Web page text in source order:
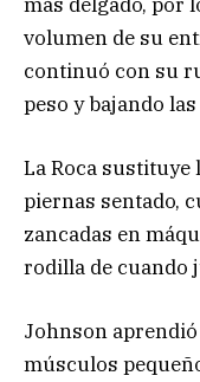
volumen de su
continuó con su
peso y bajando
La Roca sustituye
piernas sentado,
zancadas en
rodilla de cuando
Johnson
músculos